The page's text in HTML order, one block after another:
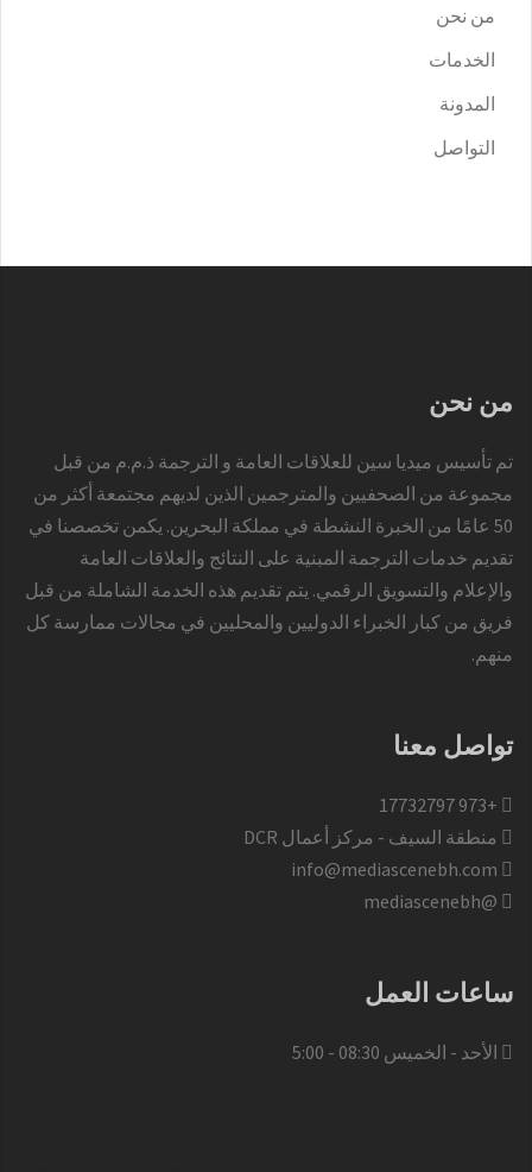
من نحن
الخدمات
المدونة
التواصل
من نحن
تم تأسيس ميديا سين للعلاقات العامة و الترجمة ذ.م.م من قبل
مجموعة من الصحفيين والمترجمين الذين لديهم مجتمعة أكثر من
50 عامًا من الخبرة النشطة في مملكة البحرين. يكمن تخصصنا في
تقديم خدمات الترجمة المبنية على النتائج والعلاقات العامة
والإعلام والتسويق الرقمي. يتم تقديم هذه الخدمة الشاملة من قبل
فريق من كبار الخبراء الدوليين والمحليين في مجالات ممارسة كل
منهم.
تواصل معنا
+973 17732797​
منطقة السيف - مركز أعمال DCR
@mediascenebh
ساعات العمل
الأحد - الخميس 08:30 - 5:00